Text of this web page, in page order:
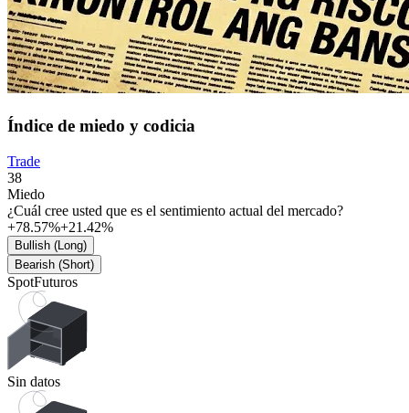
Índice de miedo y codicia
Trade
38
Miedo
¿Cuál cree usted que es el sentimiento actual del mercado?
+78.57%+21.42%
Bullish (Long)
Bearish (Short)
SpotFuturos
Sin datos